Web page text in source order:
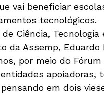
vai beneficiar
tecnológicos.
Ciência, Tecnologia
da Assemp, Eduardo
por meio do
apoiadoras,
em dois